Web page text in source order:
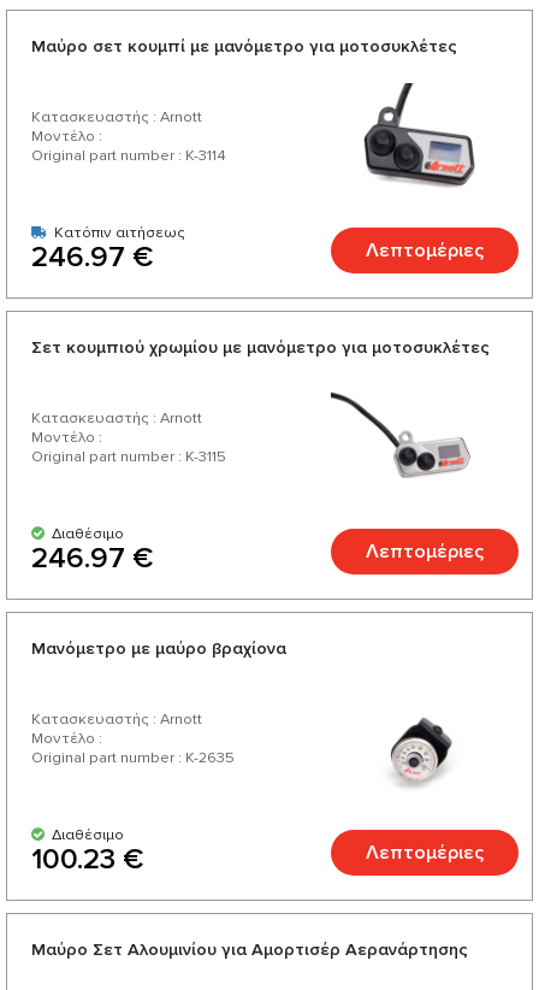
Μαύρο σετ κουμπί με μανόμετρο για μοτοσυκλέτες
Κατασκευαστής : Arnott
Μοντέλο :
Original part number : K-3114
Κατόπιν αιτήσεως
246.97 € Λεπτομέριες
Σετ κουμπιού χρωμίου με μανόμετρο για μοτοσυκλέτες
Κατασκευαστής : Arnott
Μοντέλο :
Original part number : K-3115
Διαθέσιμο
246.97 € Λεπτομέριες
Μανόμετρο με μαύρο βραχίονα
Κατασκευαστής : Arnott
Μοντέλο :
Original part number : K-2635
Διαθέσιμο
100.23 € Λεπτομέριες
Μαύρο Σετ Αλουμινίου για Αμορτισέρ Αερανάρτησης